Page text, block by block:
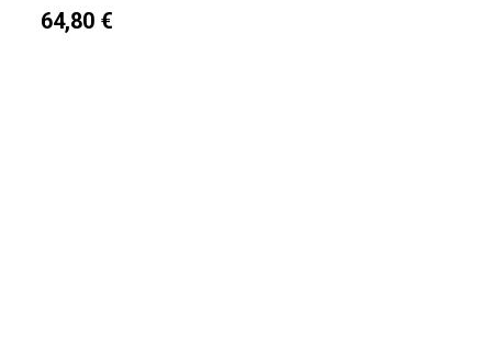
64,80 €